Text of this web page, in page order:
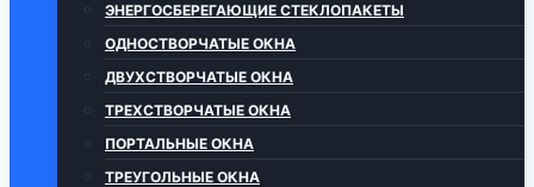
ЭНЕРГОСБЕРЕГАЮЩИЕ СТЕКЛОПАКЕТЫ
ОДНОСТВОРЧАТЫЕ ОКНА
ДВУХСТВОРЧАТЫЕ ОКНА
ТРЕХСТВОРЧАТЫЕ ОКНА
ПОРТАЛЬНЫЕ ОКНА
ТРЕУГОЛЬНЫЕ ОКНА